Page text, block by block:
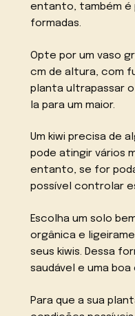
entanto, também é
formadas.
Opte por um vaso
cm de altura, com
planta ultrapassar
la para um maior.
Um kiwi precisa de
pode atingir vários
entanto, se for
possível controlar
Escolha um solo
orgânica e
seus kiwis. Dessa
saudável e uma
Para que a sua